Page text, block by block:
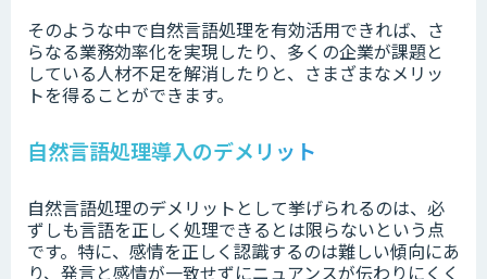
そのような中で自然言語処理を有効活用できれば、さ
らなる業務効率化を実現したり、多くの企業が課題と
している人材不足を解消したりと、さまざまなメリッ
トを得ることができます。
自然言語処理導入のデメリット
自然言語処理のデメリットとして挙げられるのは、必
ずしも言語を正しく処理できるとは限らないという点
です。特に、感情を正しく認識するのは難しい傾向にあ
り、発言と感情が一致せずにニュアンスが伝わりにくく